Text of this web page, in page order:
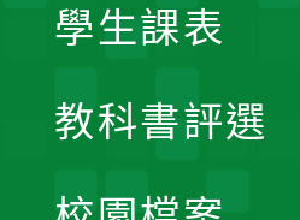
學生課表
教科書評選